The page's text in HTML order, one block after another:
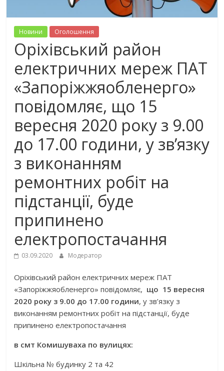
Новини Оголошення
Оріхівський район
електричних мереж ПАТ
«Запоріжжяобленерго»
повідомляє, що 15
вересня 2020 року з 9.00
до 17.00 години, у зв’язку
з виконанням
ремонтних робіт на
підстанції, буде
припинено
електропостачання
03.09.2020 Модератор
Оріхівський район електричних мереж ПАТ
«Запоріжжяобленерго» повідомляє, що 15 вересня
2020 року з 9.00 до 17.00 години, у зв’язку з
виконанням ремонтних робіт на підстанції, буде
припинено електропостачання
в смт Комишуваха по вулицях:
Шкільна № будинку 2 та 42